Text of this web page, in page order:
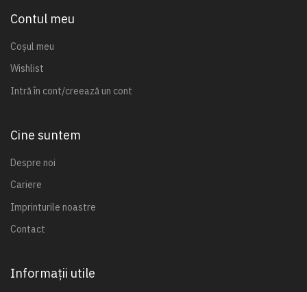
Contul meu
Coșul meu
Wishlist
Intră în cont/creează un cont
Cine suntem
Despre noi
Cariere
Imprinturile noastre
Contact
Informații utile